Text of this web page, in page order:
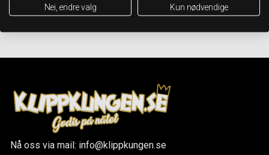
Nå oss via mail: info@klippkungen.se
Nei, endre valg Kun nødvendige